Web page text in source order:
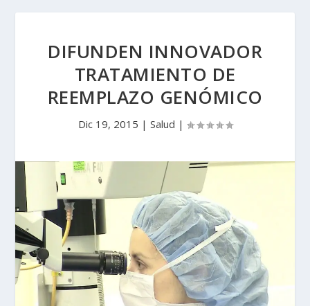
DIFUNDEN INNOVADOR
TRATAMIENTO DE
REEMPLAZO GENÓMICO
Dic 19, 2015 | Salud |